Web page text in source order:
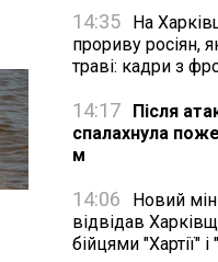
14:35
На
прориву росіян,
траві: кадри з
14:17
Після
спалахнула
м
14:06
Новий
відвідав
бійцями "Хартії"